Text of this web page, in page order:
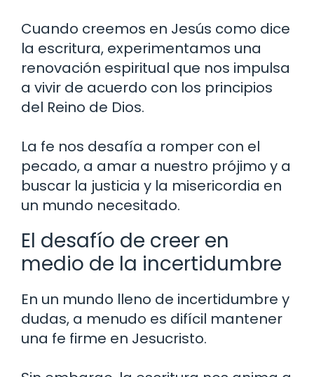
Cuando creemos en Jesús como dice
la escritura, experimentamos una
renovación espiritual que nos impulsa
a vivir de acuerdo con los principios
del Reino de Dios.
La fe nos desafía a romper con el
pecado, a amar a nuestro prójimo y a
buscar la justicia y la misericordia en
un mundo necesitado.
El desafío de creer en
medio de la incertidumbre
En un mundo lleno de incertidumbre y
dudas, a menudo es difícil mantener
una fe firme en Jesucristo.